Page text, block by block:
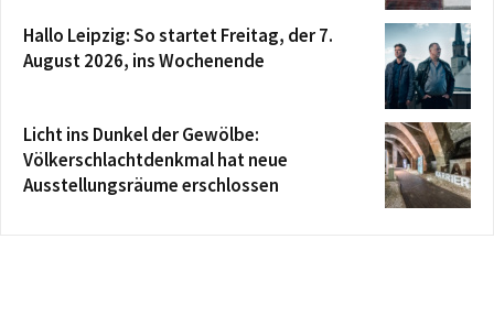
Hallo Leipzig: So startet Freitag, der 7.
August 2026, ins Wochenende
Licht ins Dunkel der Gewölbe:
Völkerschlachtdenkmal hat neue
Ausstellungsräume erschlossen